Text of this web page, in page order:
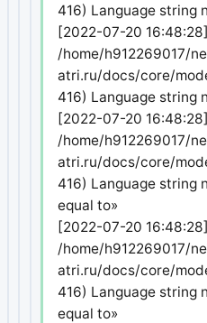
416) Language string
[2022-07-20 16:48:28]
/home/h912269017/
atri.ru/docs/core/
416) Language string
[2022-07-20 16:48:28]
/home/h912269017/
atri.ru/docs/core/
416) Language string
equal to»
[2022-07-20 16:48:28]
/home/h912269017/
atri.ru/docs/core/
416) Language string
equal to»